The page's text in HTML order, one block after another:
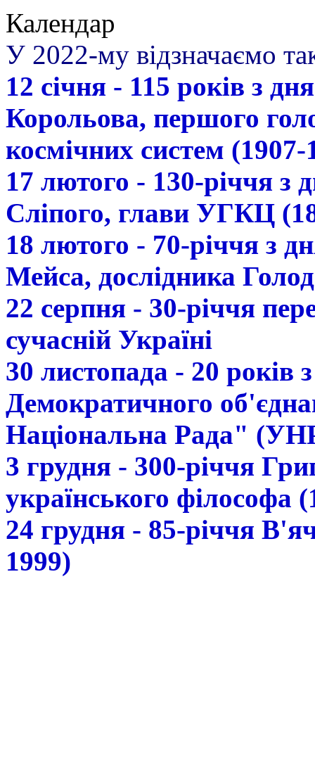
Календар
У 2022-му відзначаємо
12 січня - 115 років з
Корольова, першого
космічних систем (1907-
17 лютого - 130-річчя з
Сліпого, глави УГКЦ
18 лютого - 70-річчя з
Мейса, дослідника
22 серпня - 30-річчя
сучасній Україні
30 листопада - 20 років
Демократичного
Національна Рада"
3 грудня - 300-річчя
українського філософа
24 грудня - 85-річчя
1999)